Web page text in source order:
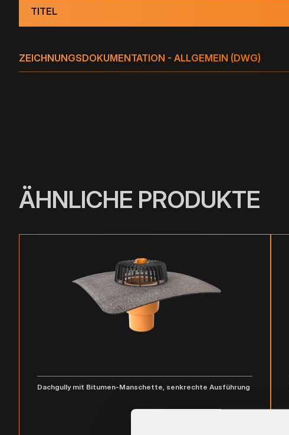
TITEL
ZEICHNUNGSDOKUMENTATION - ALLGEMEIN (DWG)
ÄHNLICHE PRODUKTE
Dachgully mit Bitumen-Manschette, senkrechte Ausführung